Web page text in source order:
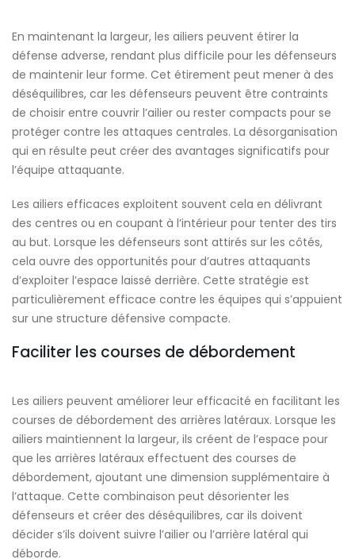
En maintenant la largeur, les ailiers peuvent étirer la
défense adverse, rendant plus difficile pour les défenseurs
de maintenir leur forme. Cet étirement peut mener à des
déséquilibres, car les défenseurs peuvent être contraints
de choisir entre couvrir l’ailier ou rester compacts pour se
protéger contre les attaques centrales. La désorganisation
qui en résulte peut créer des avantages significatifs pour
l’équipe attaquante.
Les ailiers efficaces exploitent souvent cela en délivrant
des centres ou en coupant à l’intérieur pour tenter des tirs
au but. Lorsque les défenseurs sont attirés sur les côtés,
cela ouvre des opportunités pour d’autres attaquants
d’exploiter l’espace laissé derrière. Cette stratégie est
particulièrement efficace contre les équipes qui s’appuient
sur une structure défensive compacte.
Faciliter les courses de débordement
Les ailiers peuvent améliorer leur efficacité en facilitant les
courses de débordement des arrières latéraux. Lorsque les
ailiers maintiennent la largeur, ils créent de l’espace pour
que les arrières latéraux effectuent des courses de
débordement, ajoutant une dimension supplémentaire à
l’attaque. Cette combinaison peut désorienter les
défenseurs et créer des déséquilibres, car ils doivent
décider s’ils doivent suivre l’ailier ou l’arrière latéral qui
déborde.